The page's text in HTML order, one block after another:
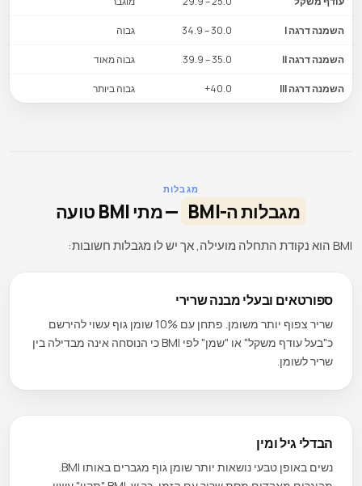
השמנה דרגה I 30.0 – 34.9 גבוה
השמנה דרגה II 35.0 – 39.9 גבוה מאוד
השמנה דרגה III 40.0+ גבוה ביותר
מגבלות
מגבלות ה-BMI — מתי BMI טועה
BMI הוא נקודת התחלה מועילה, אך יש לו מגבלות חשובות:
ספורטאים ובעלי מבנה שרירי
שריר צפוף יותר משומן. פתחן עם 10% שומן גוף עשוי להירשם
כ"בעל עודף משקל" או "שמן" לפי BMI כי הנוסחה אינה מבדילה בין
שריר לשומן.
הבדלי גיל ומין
נשים באופן טבעי נושאות יותר שומן גוף מגברים באותו BMI.